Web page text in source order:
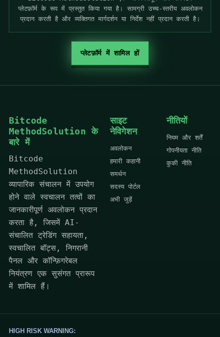
प्लेटफ़ॉर्म के रूप में प्रस्तुत किया गया है। सामग्री उच्च-स्तरीय अवलोकन
प्रदान करती है और व्यक्तिगत मार्गदर्शन या निर्देश नहीं प्रदान करती है।
प्लेटफ़ॉर्म में शामिल हों
Bitcode
MethodSolution के
बारे में
Bitcode
MethodSolution
व्यापारिक संचालन में उपयोग
होने वाले स्वचालन तत्वों का
जानकारीपूर्ण अवलोकन प्रदान
करता है, जिसमें AI-
संचालित ट्रेडिंग सहायता,
स्वचालित बॉट्स, निगरानी
पैनल और कॉन्फ़िगरेबल
नियंत्रण एक सुसंगत प्रारूप
में शामिल हैं।
साइट
नेविगेशन
अवलोकन
हमारी कहानी
समर्थन
सदस्य पोर्टल
अभी जुड़ें
नीतियों
नियम और शर्तें
गोपनीयता नीति
कुकी नीति